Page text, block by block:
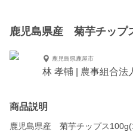
鹿児島県産 菊芋チッ
鹿児島県鹿屋市
林 孝輔 | 農事組合
商品説明
鹿児島県産 菊芋チップス